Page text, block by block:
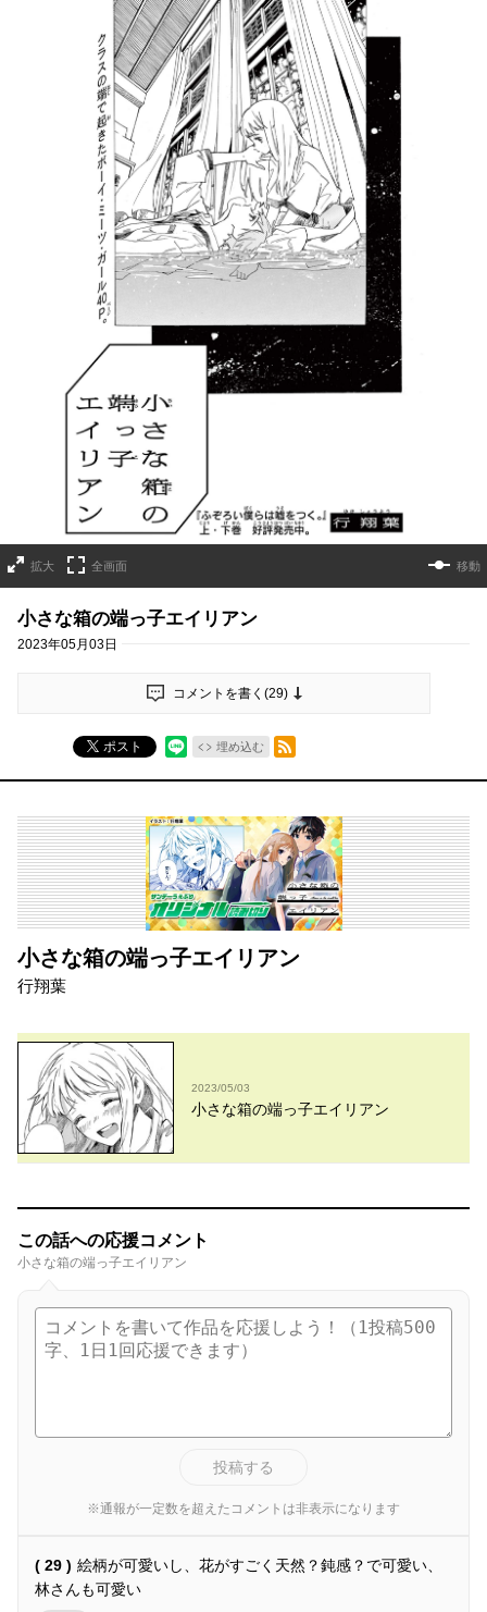
拡大 全画面 移動
小さな箱の端っ子エイリアン
2023年05月03日
コメントを書く(29)
ポスト 埋め込む
RSSフィード
小さな箱の端っ子エイリアン
行翔葉
2023/05/03
小さな箱の端っ子エイリアン
この話への応援コメント
小さな箱の端っ子エイリアン
投稿する
※通報が一定数を超えたコメントは非表示になります
( 29 ) 絵柄が可愛いし、花がすごく天然？鈍感？で可愛い、
林さんも可愛い